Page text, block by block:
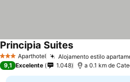
3 EstrelasAparthotel Alojamento estilo
Principia Suites
9,1 Excelente 1.048 a 0.1 km de